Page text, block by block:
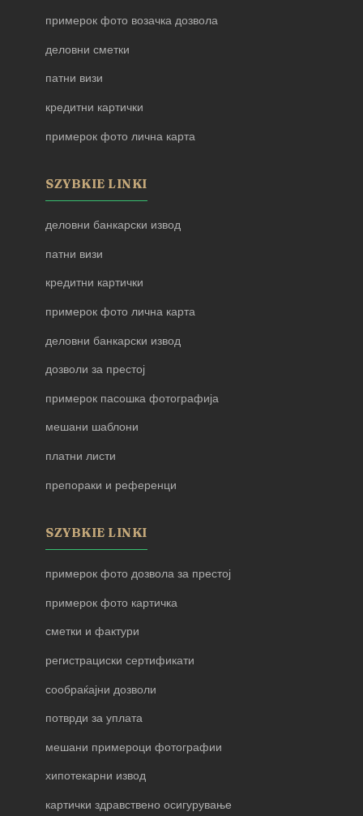
примерок фото возачка дозвола
деловни сметки
патни визи
кредитни картички
примерок фото лична карта
SZYBKIE LINKI
деловни банкарски извод
патни визи
кредитни картички
примерок фото лична карта
деловни банкарски извод
дозволи за престој
примерок пасошка фотографија
мешани шаблони
платни листи
препораки и референци
SZYBKIE LINKI
примерок фото дозвола за престој
примерок фото картичка
сметки и фактури
регистрациски сертификати
сообраќајни дозволи
потврди за уплата
мешани примероци фотографии
хипотекарни извод
картички здравствено осигурување